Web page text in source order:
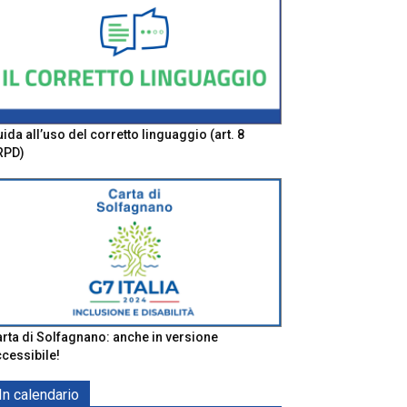
all’uso del corretto linguaggio (art. 8
di Solfagnano: anche in versione
In calendario